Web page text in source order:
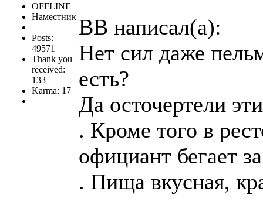
OFFLINE
Наместник
Posts:
49571
Thank you
received:
133
Karma: 17
ВВ написал(а):
Нет сил даже
есть?
Да осточертели
. Кроме того в
официант бегает
. Пища вкусная,